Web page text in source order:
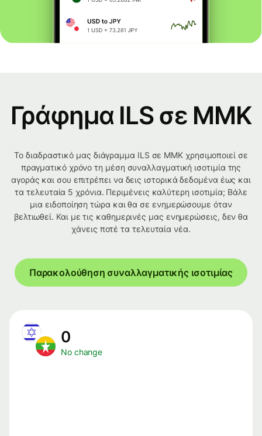
Γράφημα ILS σε MMK
Το διαδραστικό μας διάγραμμα ILS σε MMK χρησιμοποιεί σε
πραγματικό χρόνο τη μέση συναλλαγματική ισοτιμία της
αγοράς και σου επιτρέπει να δεις ιστορικά δεδομένα έως και
τα τελευταία 5 χρόνια. Περιμένεις καλύτερη ισοτιμία; Βάλε
μια ειδοποίηση τώρα και θα σε ενημερώσουμε όταν
βελτιωθεί. Και με τις καθημερινές μας ενημερώσεις, δεν θα
χάνεις ποτέ τα τελευταία νέα.
Παρακολούθηση συναλλαγματικής ισοτιμίας
0
No change